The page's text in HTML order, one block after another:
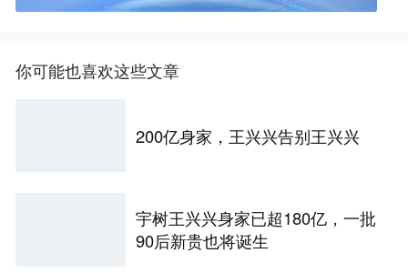
你可能也喜欢这些文章
200亿身家，王兴兴告别王兴兴
宇树王兴兴身家已超180亿，一批
90后新贵也将诞生